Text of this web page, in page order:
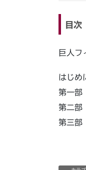
目次
巨人フ
はじめ
第一部
第二部
第三部